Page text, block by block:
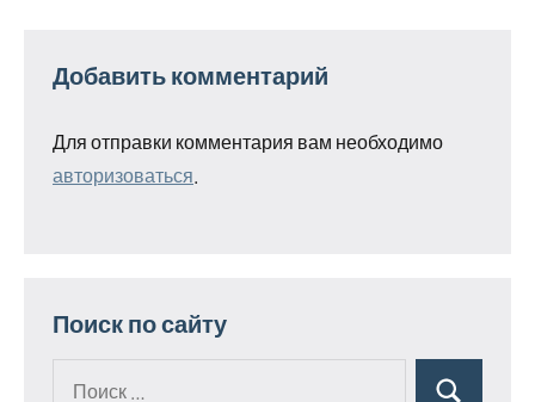
Добавить комментарий
Для отправки комментария вам необходимо
авторизоваться
Поиск по сайту